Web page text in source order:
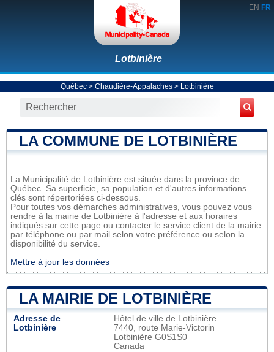
EN FR
Lotbinière
Québec> Chaudière-Appalaches> Lotbinière
LA COMMUNE DE LOTBINIÈRE
La Municipalité de Lotbinière est située dans la province de
Québec. Sa superficie, sa population et d'autres informations
clés sont répertoriées ci-dessous.
Pour toutes vos démarches administratives, vous pouvez vous
rendre à la mairie de Lotbinière à l'adresse et aux horaires
indiqués sur cette page ou contacter le service client de la mairie
par téléphone ou par mail selon votre préférence ou selon la
disponibilité du service.
Mettre à jour les données
LA MAIRIE DE LOTBINIÈRE
Adresse de
Lotbinière
Hôtel de ville de Lotbinière
7440, route Marie-Victorin
Lotbinière G0S1S0
Canada